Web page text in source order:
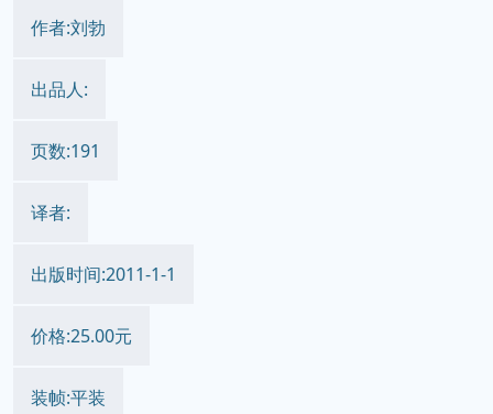
作者:刘勃
出品人:
页数:191
译者:
出版时间:2011-1-1
价格:25.00元
装帧:平装